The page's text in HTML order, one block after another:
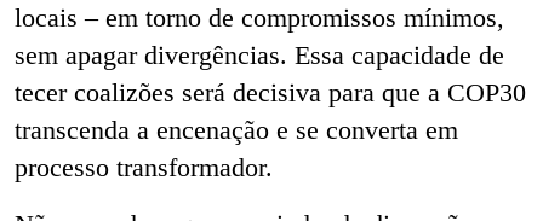
locais – em torno de compromissos mínimos,
sem apagar divergências. Essa capacidade de
tecer coalizões será decisiva para que a COP30
transcenda a encenação e se converta em
processo transformador.